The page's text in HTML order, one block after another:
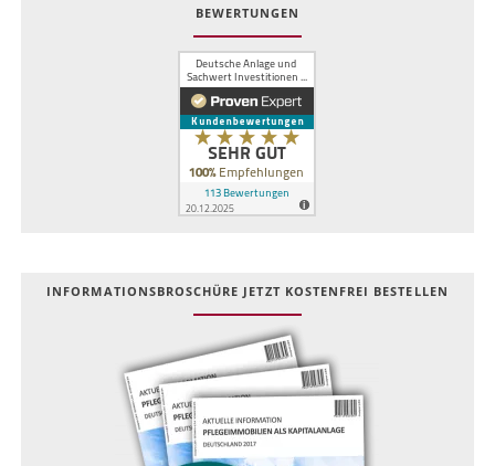
BEWERTUNGEN
INFOR­MATIONS­BROSCHÜRE JETZT KOSTEN­FREI BESTELLEN